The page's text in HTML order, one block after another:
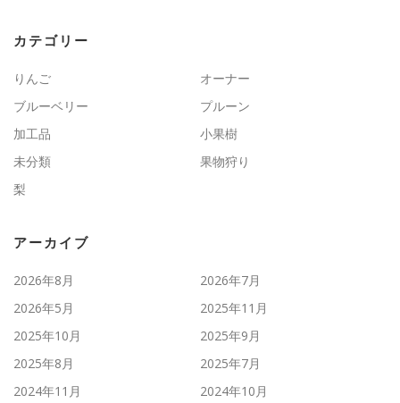
カテゴリー
りんご
オーナー
ブルーベリー
プルーン
加工品
小果樹
未分類
果物狩り
梨
アーカイブ
2026年8月
2026年7月
2026年5月
2025年11月
2025年10月
2025年9月
2025年8月
2025年7月
2024年11月
2024年10月